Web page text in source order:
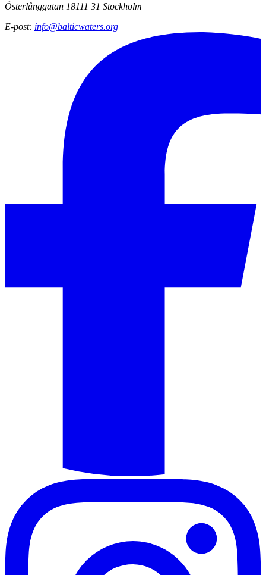
Österlånggatan 18111 31 Stockholm
E-post: info@balticwaters.org